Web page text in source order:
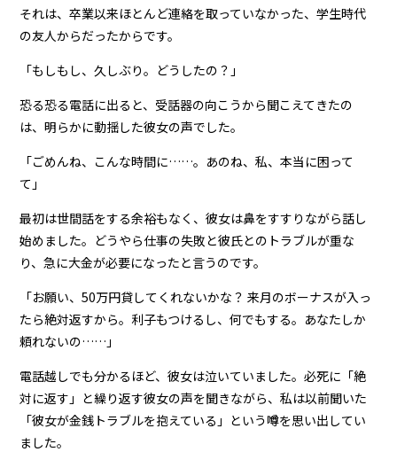
それは、卒業以来ほとんど連絡を取っていなかった、学生時代
の友人からだったからです。
「もしもし、久しぶり。どうしたの？」
恐る恐る電話に出ると、受話器の向こうから聞こえてきたの
は、明らかに動揺した彼女の声でした。
「ごめんね、こんな時間に……。あのね、私、本当に困って
て」
最初は世間話をする余裕もなく、彼女は鼻をすすりながら話し
始めました。どうやら仕事の失敗と彼氏とのトラブルが重な
り、急に大金が必要になったと言うのです。
「お願い、50万円貸してくれないかな？ 来月のボーナスが入っ
たら絶対返すから。利子もつけるし、何でもする。あなたしか
頼れないの……」
電話越しでも分かるほど、彼女は泣いていました。必死に「絶
対に返す」と繰り返す彼女の声を聞きながら、私は以前聞いた
「彼女が金銭トラブルを抱えている」という噂を思い出してい
ました。